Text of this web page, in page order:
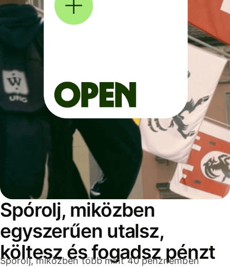
Spórolj, miközben
egyszerűen utalsz,
költesz és fogadsz pénzt
Spórolj, miközben több mint 40 pénznemben